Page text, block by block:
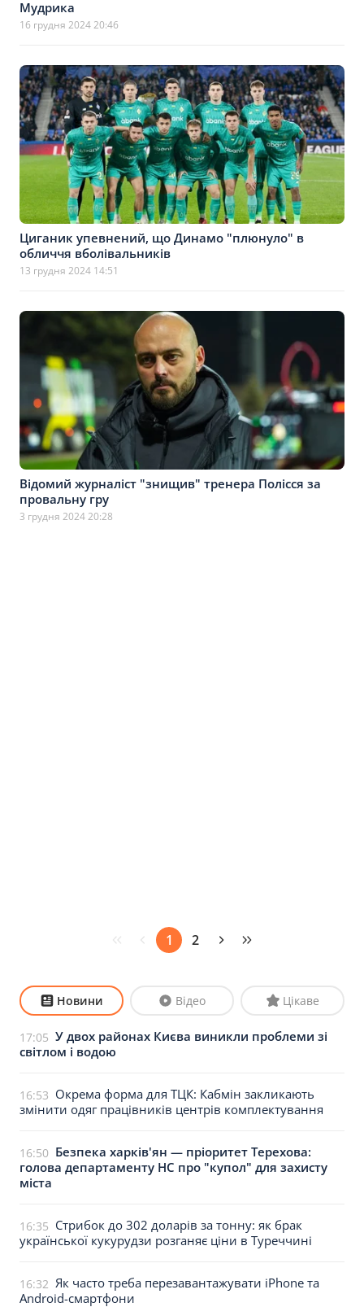
Мудрика
16 грудня 2024 20:46
Циганик упевнений, що Динамо "плюнуло" в
обличчя вболівальників
13 грудня 2024 14:51
Відомий журналіст "знищив" тренера Полісся за
провальну гру
3 грудня 2024 20:28
1 2
Новини Відео Цікаве
17:05 У двох районах Києва виникли проблеми зі
світлом і водою
16:53 Окрема форма для ТЦК: Кабмін закликають
змінити одяг працівників центрів комплектування
16:50 Безпека харків'ян — пріоритет Терехова:
голова департаменту НС про "купол" для захисту
міста
16:35 Стрибок до 302 доларів за тонну: як брак
української кукурудзи розганяє ціни в Туреччині
16:32 Як часто треба перезавантажувати iPhone та
Android-смартфони